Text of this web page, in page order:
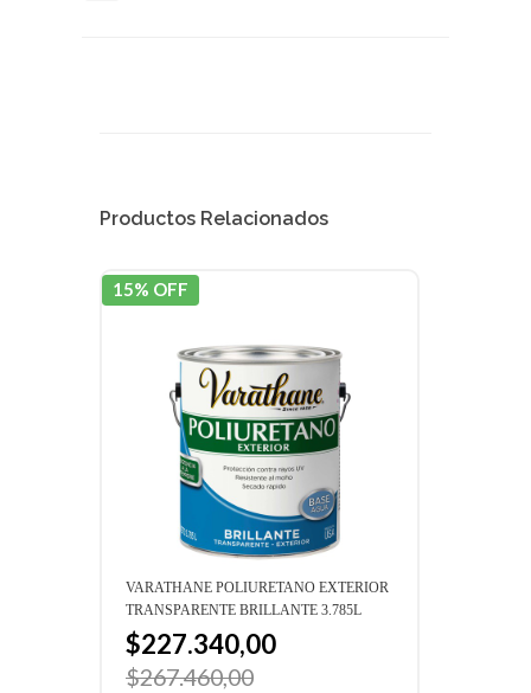
Productos Relacionados
15% OFF
VARATHANE POLIURETANO EXTERIOR
TRANSPARENTE BRILLANTE 3.785L
$227.340,00
$267.460,00